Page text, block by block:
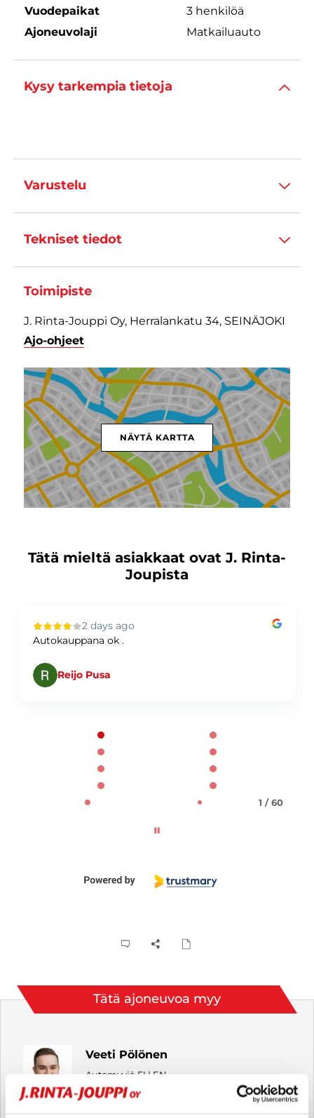
Vuodepaikat
3 henkilöä
Ajoneuvolaji
Matkailuauto
Kysy tarkempia tietoja
Varustelu
Tekniset tiedot
Toimipiste
J. Rinta-Jouppi Oy, Herralankatu 34, SEINÄJOKI
Ajo-ohjeet
NÄYTÄ KARTTA
Tätä mieltä asiakkaat ovat J. Rinta-
Joupista
2 days ago
Autokauppana ok .
Reijo Pusa
1 / 60
Tätä ajoneuvoa myy
Veeti Pölönen
Automyyjä FI | EN
veeti.polonen